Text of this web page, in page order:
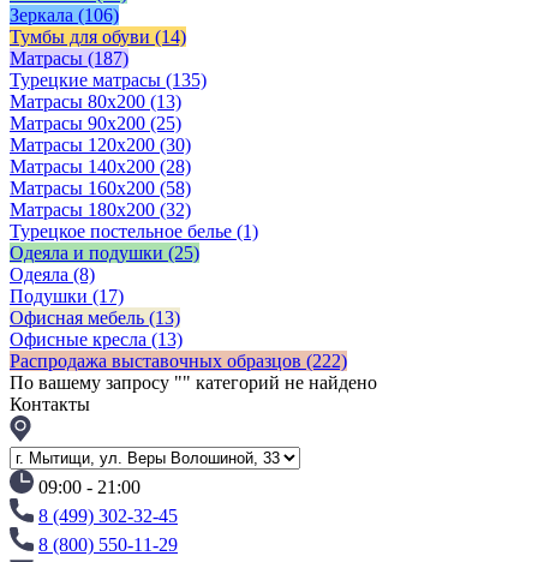
Зеркала (106)
Тумбы для обуви (14)
Матрасы (187)
Турецкие матрасы (135)
Матрасы 80x200 (13)
Матрасы 90х200 (25)
Матрасы 120х200 (30)
Матрасы 140х200 (28)
Матрасы 160х200 (58)
Матрасы 180х200 (32)
Турецкое постельное белье (1)
Одеяла и подушки (25)
Одеяла (8)
Подушки (17)
Офисная мебель (13)
Офисные кресла (13)
Распродажа выставочных образцов (222)
По вашему запросу "" категорий не найдено
Контакты
09:00 - 21:00
8 (499) 302-32-45
8 (800) 550-11-29